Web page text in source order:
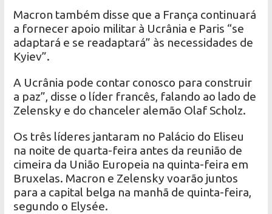
Macron também disse que a França continuará
a fornecer apoio militar à Ucrânia e Paris “se
adaptará e se readaptará” às necessidades de
Kyiev”.
A Ucrânia pode contar conosco para construir
a paz”, disse o líder francês, falando ao lado de
Zelensky e do chanceler alemão Olaf Scholz.
Os três líderes jantaram no Palácio do Eliseu
na noite de quarta-feira antes da reunião de
cimeira da União Europeia na quinta-feira em
Bruxelas. Macron e Zelensky voarão juntos
para a capital belga na manhã de quinta-feira,
segundo o Elysée.